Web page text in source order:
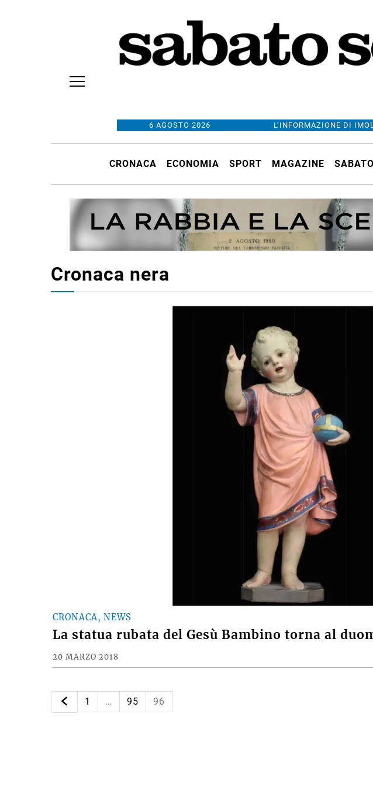
6 AGOSTO 2026 L’INFORMAZIONE DI
CRONACA ECONOMIA SPORT MAGAZINE
Cronaca nera
CRONACA, NEWS
La statua rubata del Gesù Bambino torna al
20 MARZO 2018
1 … 95 96